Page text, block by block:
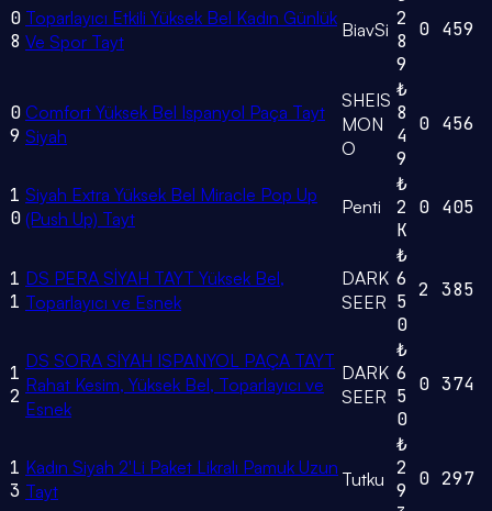
0
8
Toparlayıcı Etkili Yüksek Bel Kadın Günlük
Ve Spor Tayt
BiavSi 2
8
9
0 459
0
9
Comfort Yüksek Bel Ispanyol Paça Tayt
Siyah
SHEIS
MON
O
₺
8
4
9
0 456
1
0
Siyah Extra Yüksek Bel Miracle Pop Up
(Push Up) Tayt
Penti
₺
2
K
0 405
1
1
DS PERA SİYAH TAYT Yüksek Bel,
Toparlayıcı ve Esnek
DARK
SEER
₺
6
5
0
2 385
1
2
DS SORA SİYAH ISPANYOL PAÇA TAYT
Rahat Kesim, Yüksek Bel, Toparlayıcı ve
Esnek
DARK
SEER
₺
6
5
0
0 374
1
3
Kadın Siyah 2'Li Paket Likralı Pamuk Uzun
Tayt
Tutku
₺
2
9
0 297